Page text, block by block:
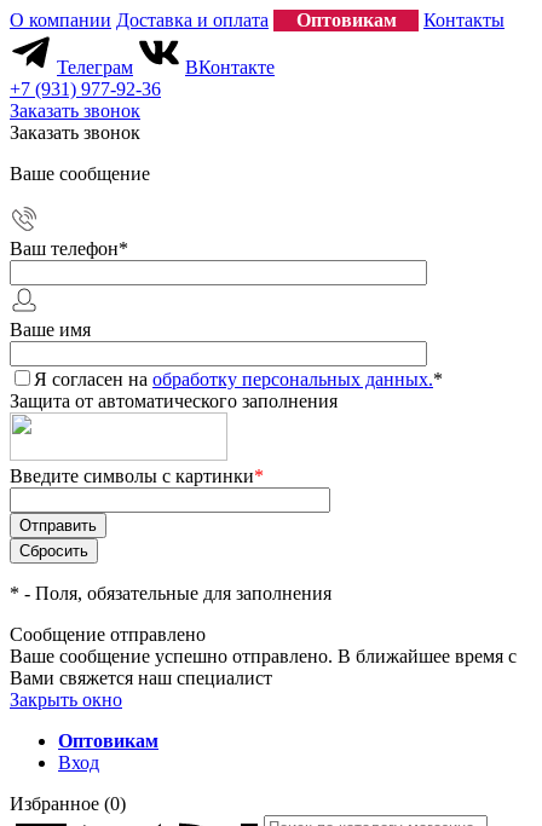
О компании Доставка и оплата Оптовикам Контакты
Телеграм
ВКонтакте
+7 (931) 977-92-36
Заказать звонок
Заказать звонок
Ваше сообщение
Ваш телефон*
Ваше имя
Я согласен на обработку персональных данных.*
Защита от автоматического заполнения
Введите символы с картинки*
* - Поля, обязательные для заполнения
Сообщение отправлено
Ваше сообщение успешно отправлено. В ближайшее время с
Вами свяжется наш специалист
Закрыть окно
Оптовикам
Вход
Избранное (0)